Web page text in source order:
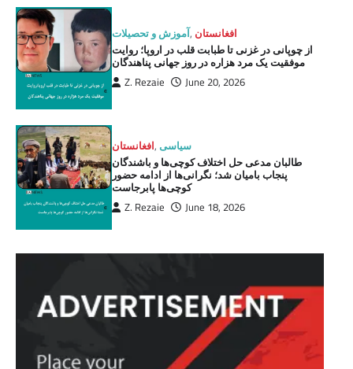
آموزش و تحصیلات, افغانستان
از چوپانی در غزنی تا طبابت قلب در اروپا؛ روایت
موفقیت یک مرد هزاره در روز جهانی پناهندگان
Z. Rezaie June 20, 2026
افغانستان,سیاسی
طالبان مدعی حل اختلاف کوچی‌ها و باشندگان
پنجاب بامیان شد؛ نگرانی‌ها از ادامه حضور
کوچی‌ها پابرجاست
Z. Rezaie June 18, 2026